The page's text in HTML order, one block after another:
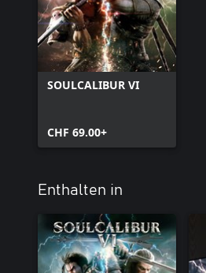
SOULCALIBUR VI
CHF 69.00+
Enthalten in